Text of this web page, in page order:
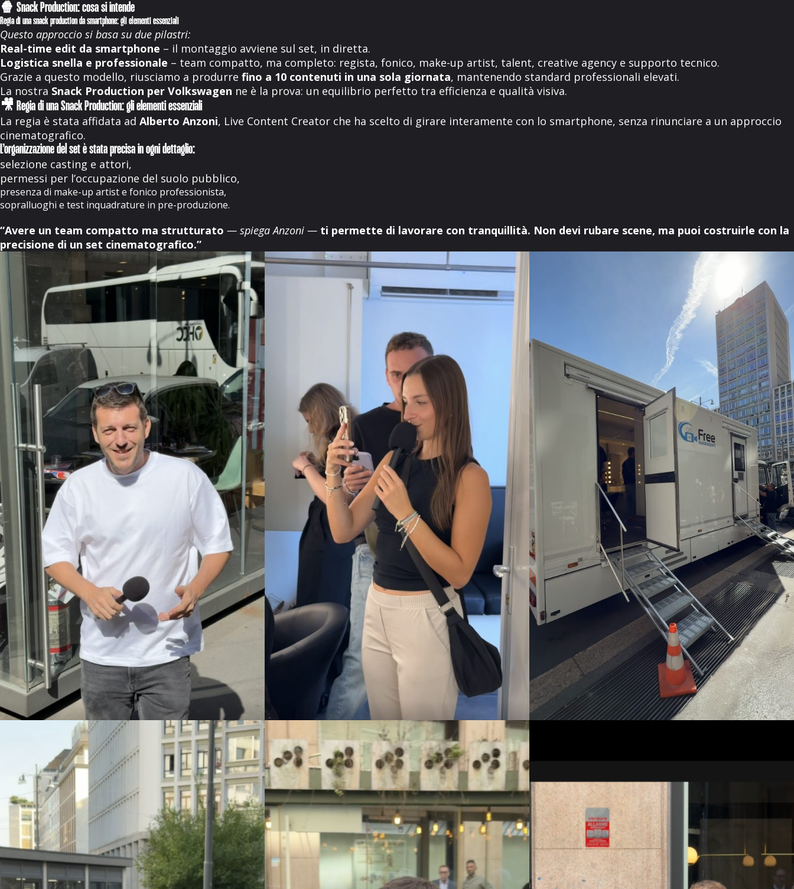
🍿 Snack Production: cosa si intende
Regia di una snack production da smartphone: gli elementi essenziali
Questo approccio si basa su due pilastri:
Real-time edit da smartphone – il montaggio avviene sul set, in diretta.
Logistica snella e professionale – team compatto, ma completo: regista, fonico, make-up artist, talent, creative agency e supporto tecnico.
Grazie a questo modello, riusciamo a produrre fino a 10 contenuti in una sola giornata, mantenendo standard professionali elevati.
La nostra Snack Production per Volkswagen ne è la prova: un equilibrio perfetto tra efficienza e qualità visiva.
🎥 Regia di una Snack Production: gli elementi essenziali
La regia è stata affidata ad Alberto Anzoni, Live Content Creator che ha scelto di girare interamente con lo smartphone, senza rinunciare a un approccio
cinematografico.
L’organizzazione del set è stata precisa in ogni dettaglio:
selezione casting e attori,
permessi per l’occupazione del suolo pubblico,
presenza di make-up artist e fonico professionista,
sopralluoghi e test inquadrature in pre-produzione.
“Avere un team compatto ma strutturato — spiega Anzoni — ti permette di lavorare con tranquillità. Non devi rubare scene, ma puoi costruirle con la
precisione di un set cinematografico.”